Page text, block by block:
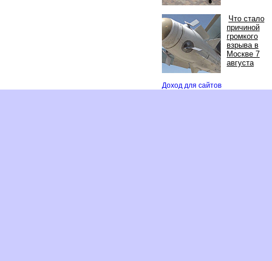
Что стало
причиной
ромкого
зрыва
Москве 7
августа
Доход для сайто